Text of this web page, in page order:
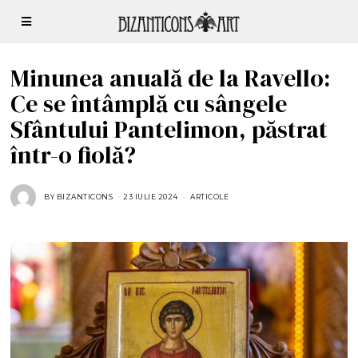
Minunea anuală de la Ravello:
Ce se întâmplă cu sângele
Sfântului Pantelimon, păstrat
într-o fiolă?
BY BIZANTICONS 23 IULIE 2024
I
E
2
0
2
4
ARTICOLE